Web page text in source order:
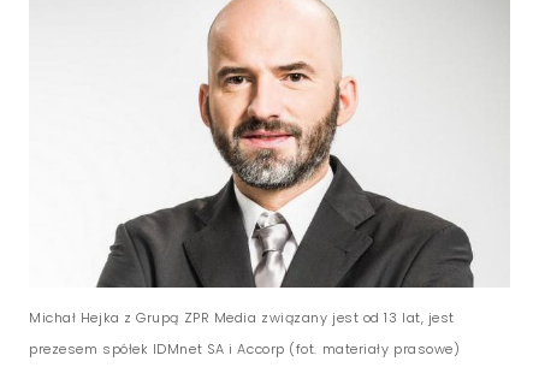
Michał Hejka z Grupą ZPR Media związany jest od 13 lat, jest
prezesem spółek IDMnet SA i Accorp (fot. materiały prasowe)